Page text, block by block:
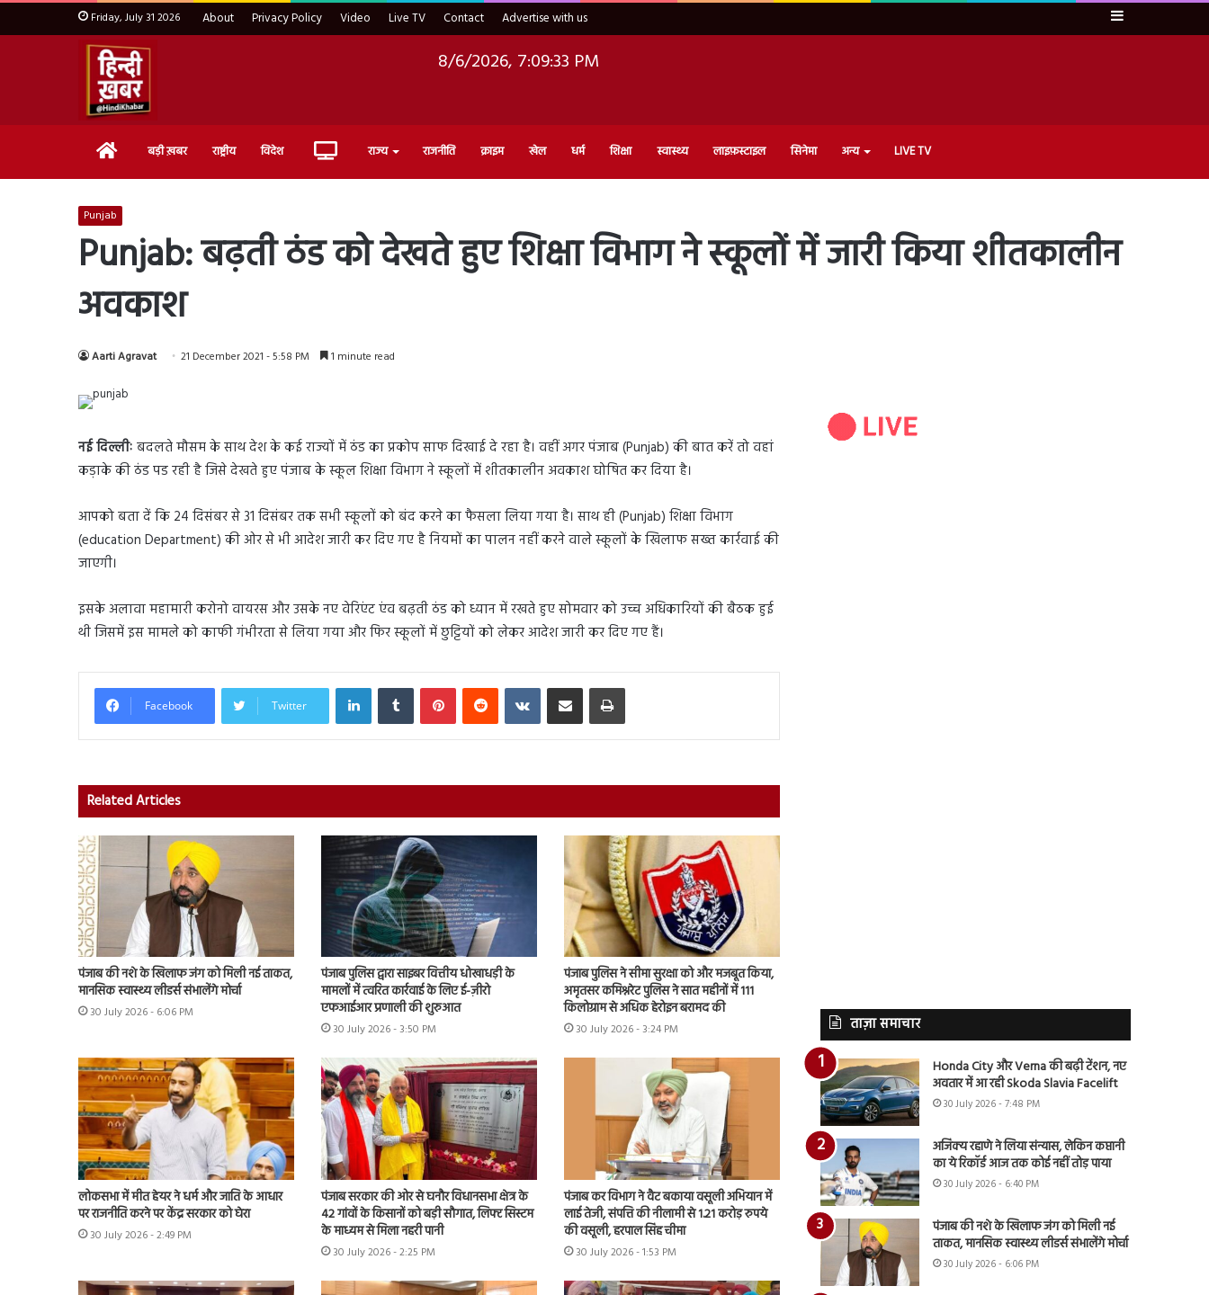
Friday, July 31 2026 About Privacy Policy Video Live TV Contact Advertise with us Sidebar
8/6/2026, 7:09:34 PM
Home बड़ी ख़बर राष्ट्रीय विदेश Live राज्य राजनीति क्राइम खेल धर्म शिक्षा स्वास्थ्य लाइफ़स्टाइल सिनेमा अन्य LIVE TV
Punjab
Punjab: बढ़ती ठंड को देखते हुए शिक्षा विभाग ने स्कूलों में जारी किया शीतकालीन
अवकाश
Aarti Agravat 21 December 2021 - 5:58 PM 1 minute read
नई दिल्लीः बदलते मौसम के साथ देश के कई राज्यों में ठंड का प्रकोप साफ दिखाई दे रहा है। वहीं अगर पंजाब (Punjab) की बात करें तो वहां
कड़ाके की ठंड पड रही है जिसे देखते हुए पंजाब के स्कूल शिक्षा विभाग ने स्कूलों में शीतकालीन अवकाश घोषित कर दिया है।
आपको बता दें कि 24 दिसंबर से 31 दिसंबर तक सभी स्कूलों को बंद करने का फैसला लिया गया है। साथ ही (Punjab) शिक्षा विभाग
(education Department) की ओर से भी आदेश जारी कर दिए गए है नियमों का पालन नहीं करने वाले स्कूलों के खिलाफ सख्त कार्रवाई की
जाएगी।
इसके अलावा महामारी करोनो वायरस और उसके नए वेरिएंट एंव बढ़ती ठंड को ध्यान में रखते हुए सोमवार को उच्च अधिकारियों की बैठक हुई
थी जिसमें इस मामले को काफी गंभीरता से लिया गया और फिर स्कूलों में छुट्टियों को लेकर आदेश जारी कर दिए गए हैं।
Facebook Twitter
LinkedInTumblr PinterestReddit VKontakteShare via Email Print
Related Articles
पंजाब की नशे के खिलाफ जंग को मिली नई ताकत,
मानसिक स्वास्थ्य लीडर्स संभालेंगे मोर्चा
30 July 2026 - 6:06 PM
पंजाब पुलिस द्वारा साइबर वित्तीय धोखाधड़ी के
मामलों में त्वरित कार्रवाई के लिए ई-ज़ीरो
एफआईआर प्रणाली की शुरुआत
30 July 2026 - 3:50 PM
पंजाब पुलिस ने सीमा सुरक्षा को और मजबूत किया,
अमृतसर कमिश्नरेट पुलिस ने सात महीनों में 111
किलोग्राम से अधिक हेरोइन बरामद की
30 July 2026 - 3:24 PM
लोकसभा में मीत हेयर ने धर्म और जाति के आधार
पर राजनीति करने पर केंद्र सरकार को घेरा
30 July 2026 - 2:49 PM
पंजाब सरकार की ओर से घनौर विधानसभा क्षेत्र के
42 गांवों के किसानों को बड़ी सौगात, लिफ्ट सिस्टम
के माध्यम से मिला नहरी पानी
30 July 2026 - 2:25 PM
पंजाब कर विभाग ने वैट बकाया वसूली अभियान में
लाई तेजी, संपत्ति की नीलामी से 1.21 करोड़ रुपये
की वसूली, हरपाल सिंह चीमा
30 July 2026 - 1:53 PM
ताज़ा समाचार
Honda City और Verna की बढ़ी टेंशन, नए
अवतार में आ रही Skoda Slavia Facelift
30 July 2026 - 7:48 PM
अजिंक्य रहाणे ने लिया संन्यास, लेकिन कप्तानी
का ये रिकॉर्ड आज तक कोई नहीं तोड़ पाया
30 July 2026 - 6:40 PM
पंजाब की नशे के खिलाफ जंग को मिली नई
ताकत, मानसिक स्वास्थ्य लीडर्स संभालेंगे मोर्चा
30 July 2026 - 6:06 PM